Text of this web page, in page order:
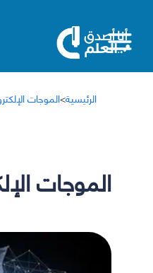
الرئيسية>الموجات
الموجات